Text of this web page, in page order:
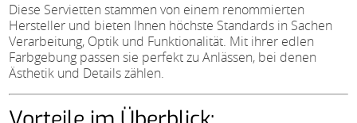
Diese Servietten stammen von einem renommierten
Hersteller und bieten Ihnen höchste Standards in Sachen
Verarbeitung, Optik und Funktionalität. Mit ihrer edlen
Farbgebung passen sie perfekt zu Anlässen, bei denen
Ästhetik und Details zählen.